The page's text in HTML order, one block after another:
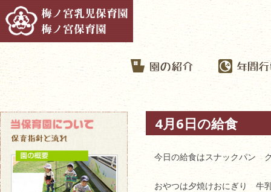
4月6日の給食
今日の給食はスナックパン
おやつは夕焼けおにぎり 牛